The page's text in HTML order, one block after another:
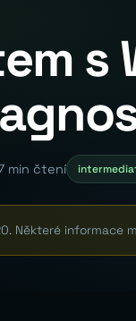
min čtení
Některé informace